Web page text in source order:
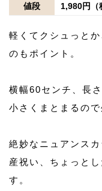
値段
1,980円（
軽くてクシュっと
のもポイント。
横幅60センチ、長
小さくまとまるの
絶妙なニュアンス
産祝い、ちょっと
す。